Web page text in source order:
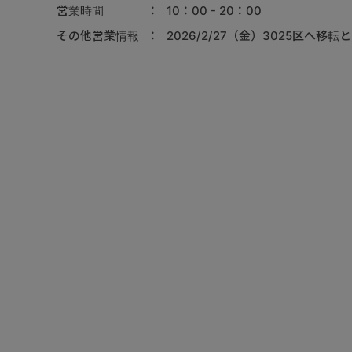
営業時間
10：00 - 20：00
その他営業情報
2026/2/27（金）3025区へ移転と